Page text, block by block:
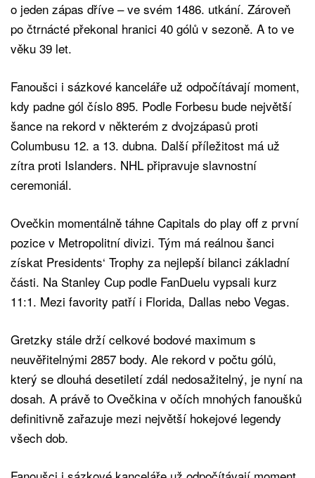
o jeden zápas dříve – ve svém 1486. utkání. Zároveň
po čtrnácté překonal hranici 40 gólů v sezoně. A to ve
věku 39 let.
Fanoušci i sázkové kanceláře už odpočítávají moment,
kdy padne gól číslo 895. Podle Forbesu bude největší
šance na rekord v některém z dvojzápasů proti
Columbusu 12. a 13. dubna. Další příležitost má už
zítra proti Islanders. NHL připravuje slavnostní
ceremoniál.
Ovečkin momentálně táhne Capitals do play off z první
pozice v Metropolitní divizi. Tým má reálnou šanci
získat Presidents‘ Trophy za nejlepší bilanci základní
části. Na Stanley Cup podle FanDuelu vypsali kurz
11:1. Mezi favority patří i Florida, Dallas nebo Vegas.
Gretzky stále drží celkové bodové maximum s
neuvěřitelnými 2857 body. Ale rekord v počtu gólů,
který se dlouhá desetiletí zdál nedosažitelný, je nyní na
dosah. A právě to Ovečkina v očích mnohých fanoušků
definitivně zařazuje mezi největší hokejové legendy
všech dob.